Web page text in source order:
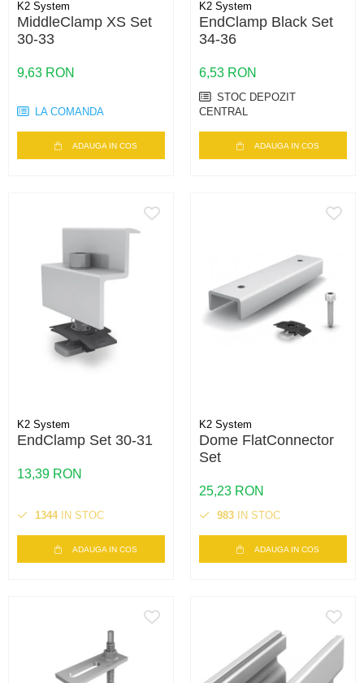
K2 System
MiddleClamp XS Set
30-33
9,63 RON
LA COMANDA
ADAUGA IN COS
K2 System
EndClamp Black Set
34-36
6,53 RON
STOC DEPOZIT
CENTRAL
ADAUGA IN COS
K2 System
EndClamp Set 30-31
13,39 RON
1344IN STOC
ADAUGA IN COS
K2 System
Dome FlatConnector
Set
25,23 RON
983 IN STOC
ADAUGA IN COS